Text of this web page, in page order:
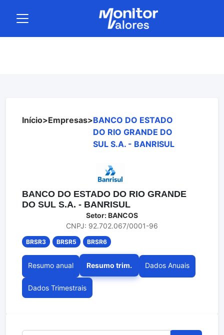
Início>Empresas>BANCO DO ESTADO
DO RIO GRANDE DO
SUL S.A. - BANRISUL
BANCO DO ESTADO DO RIO GRANDE
DO SUL S.A. - BANRISUL
Setor: BANCOS
CNPJ: 92.702.067/0001-96
BRSR3 BRSR5 BRSR6
Resumo anual Resumo trim. Dados Anuais
Dados Trimestrais